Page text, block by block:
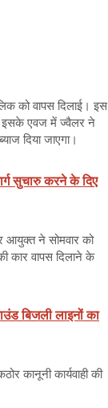
को वापस दिलाई। इस
इसके एवज में ज्वैलर ने
दिया जाएगा।
सुचारु करने के दिए
आयुक्त ने सोमवार को
कार वापस दिलाने के
बिजली लाइनों का
कानूनी कार्यवाही की